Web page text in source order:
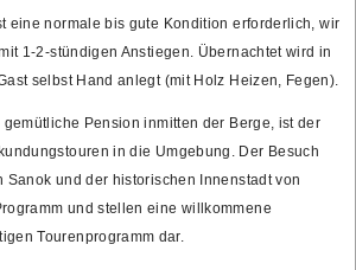
eine normale bis gute Kondition erforderlich, wir
1-2-stündigen Anstiegen. Übernachtet wird in
selbst Hand anlegt (mit Holz Heizen, Fegen).
Pension inmitten der Berge, ist der
in die Umgebung. Der Besuch
Sanok und der historischen Innenstadt von
und stellen eine willkommene
Tourenprogramm dar.